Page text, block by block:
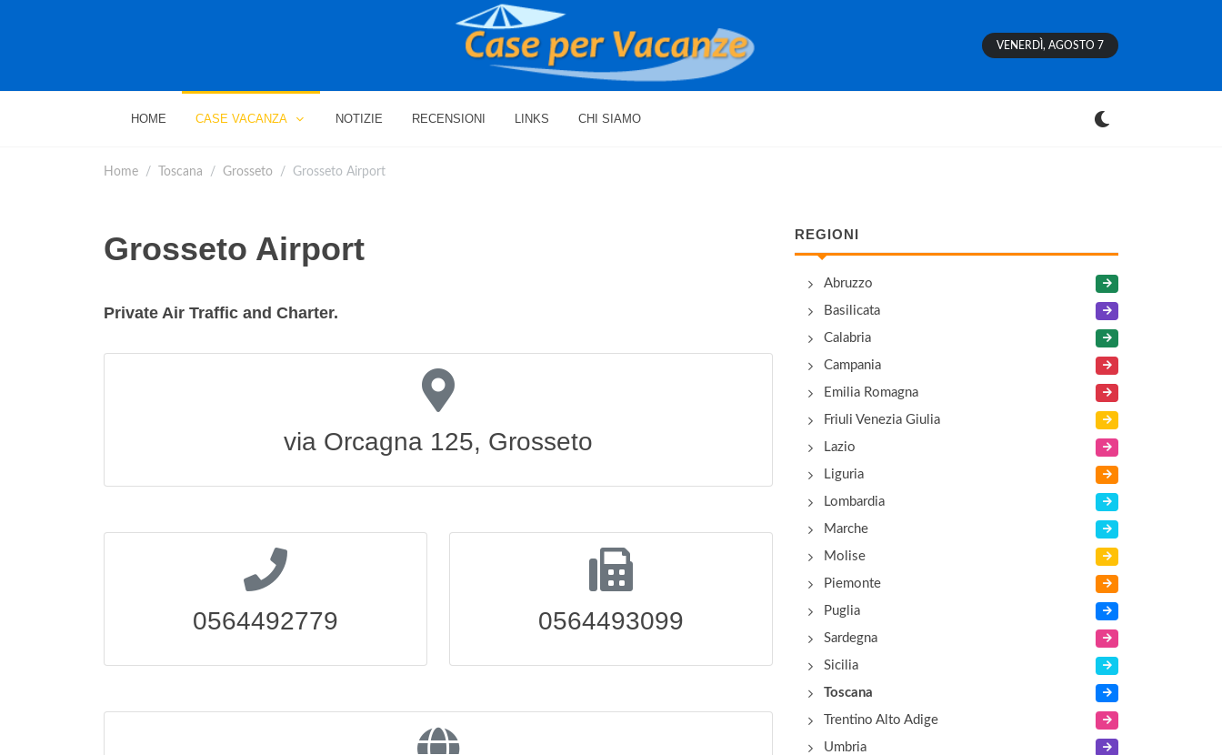
VENERDÌ, AGOSTO 7
HOME CASE VACANZA NOTIZIE RECENSIONI LINKS CHI SIAMO
Home Toscana Grosseto Grosseto Airport
Grosseto Airport
Private Air Traffic and Charter.
via Orcagna 125, Grosseto
0564492779 0564493099
REGIONI
Abruzzo
Basilicata
Calabria
Campania
Emilia Romagna
Friuli Venezia Giulia
Lazio
Liguria
Lombardia
Marche
Molise
Piemonte
Puglia
Sardegna
Sicilia
Toscana
Trentino Alto Adige
Umbria